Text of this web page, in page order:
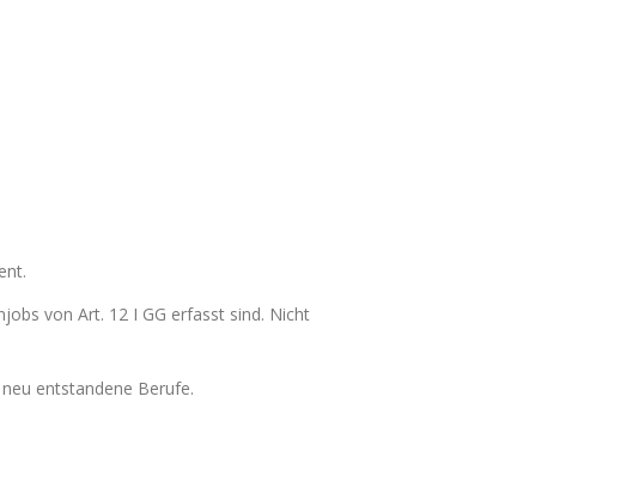
von Art. 12 I GG erfasst sind. Nicht
entstandene Berufe.